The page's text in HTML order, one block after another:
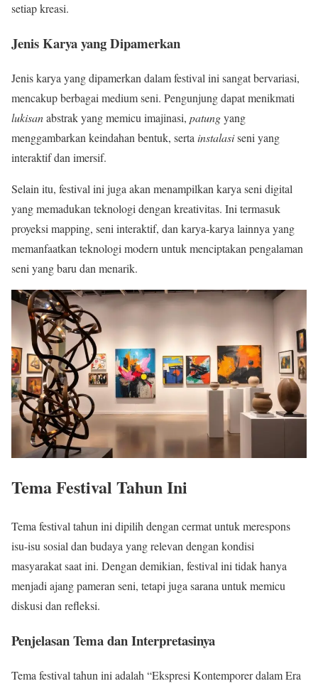
setiap kreasi.
Jenis Karya yang Dipamerkan
Jenis karya yang dipamerkan dalam festival ini sangat bervariasi,
mencakup berbagai medium seni. Pengunjung dapat menikmati
lukisanabstrak yang memicu imajinasi, patungyang
menggambarkan keindahan bentuk, serta instalasiseni yang
interaktif dan imersif.
Selain itu, festival ini juga akan menampilkan karya seni digital
yang memadukan teknologi dengan kreativitas. Ini termasuk
proyeksi mapping, seni interaktif, dan karya-karya lainnya yang
memanfaatkan teknologi modern untuk menciptakan pengalaman
seni yang baru dan menarik.
Tema Festival Tahun Ini
Tema festival tahun ini dipilih dengan cermat untuk merespons
isu-isu sosial dan budaya yang relevan dengan kondisi
masyarakat saat ini. Dengan demikian, festival ini tidak hanya
menjadi ajang pameran seni, tetapi juga sarana untuk memicu
diskusi dan refleksi.
Penjelasan Tema dan Interpretasinya
Tema festival tahun ini adalah “Ekspresi Kontemporer dalam Era